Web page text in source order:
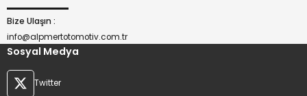
Bize Ulaşın :
info@alpmertotomotiv.com.tr
Sosyal Medya
Twitter